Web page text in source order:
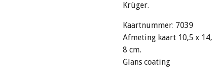
Krüger.
Kaartnummer: 7039
Afmeting kaart 10,5 x 14,
8 cm.
Glans coating